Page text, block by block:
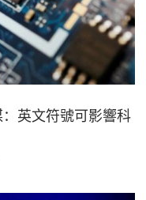
英文符號可影響科